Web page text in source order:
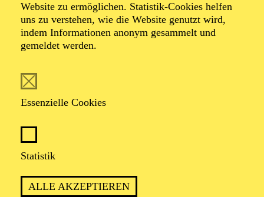
Website zu ermöglichen. Statistik-Cookies helfen
uns zu verstehen, wie die Website genutzt wird,
indem Informationen anonym gesammelt und
gemeldet werden.
Essenzielle Cookies
Statistik
ALLE AKZEPTIEREN
Veranstalter: Karsten Jahnke Konzertdirektion GmbH
Kinder unter 4 Jahren können aus Gehörschutzgründen
Gesang